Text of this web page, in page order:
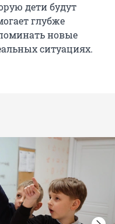
дети будут
глубже
новые
ситуациях.